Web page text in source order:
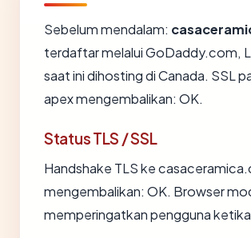
Sebelum mendalam:
terdaftar melalui GoDaddy.com,
saat ini dihosting di Canada. SSL
apex mengembalikan: OK.
Status TLS / SSL
Handshake TLS ke
mengembalikan: OK. Browser
memperingatkan pengguna ketika